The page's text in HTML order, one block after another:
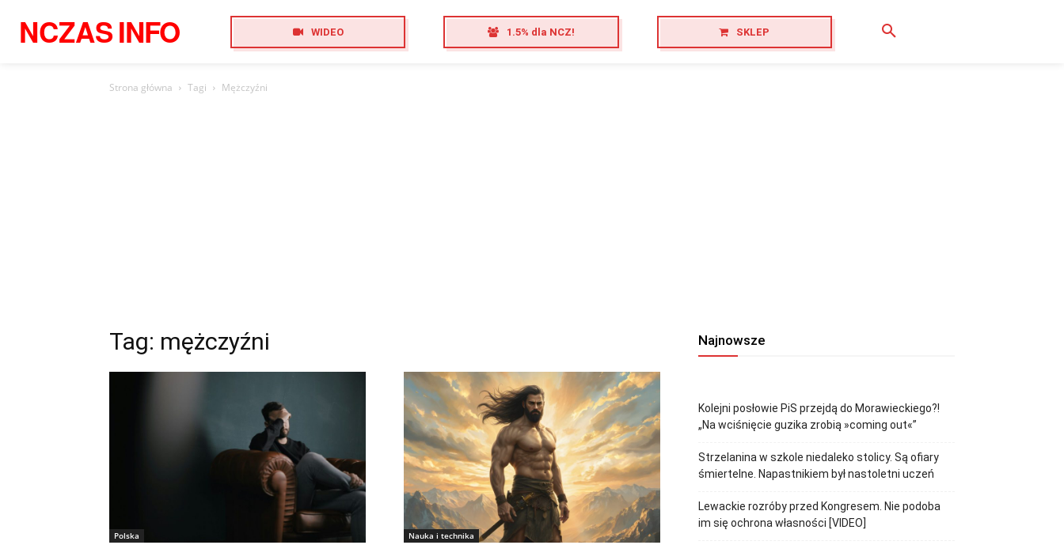
NCZASINFO WIDEO 1.5% dla NCZ! SKLEP
Strona główna Tagi Mężczyźni
Tag: mężczyźni
Polska Nauka i technika
Najnowsze
Kolejni posłowie PiS przejdą do Morawieckiego?!
„Na wciśnięcie guzika zrobią »coming out«”
Strzelanina w szkole niedaleko stolicy. Są ofiary
śmiertelne. Napastnikiem był nastoletni uczeń
Lewackie rozróby przed Kongresem. Nie podoba
im się ochrona własności [VIDEO]